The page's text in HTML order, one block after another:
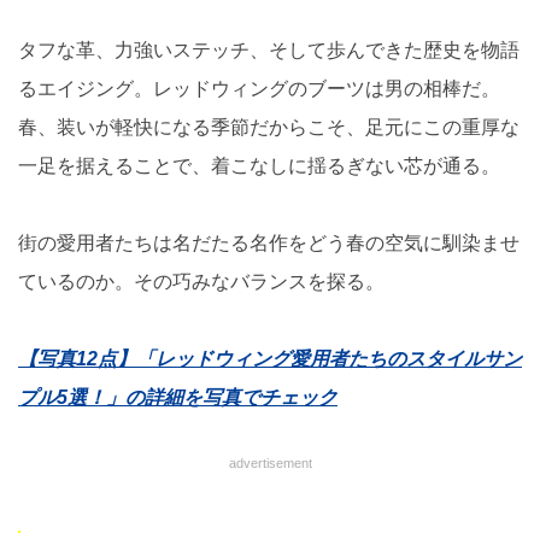
タフな革、力強いステッチ、そして歩んできた歴史を物語
るエイジング。レッドウィングのブーツは男の相棒だ。
春、装いが軽快になる季節だからこそ、足元にこの重厚な
一足を据えることで、着こなしに揺るぎない芯が通る。
街の愛用者たちは名だたる名作をどう春の空気に馴染ませ
ているのか。その巧みなバランスを探る。
【写真12点】「レッドウィング愛用者たちのスタイルサン
プル5選！」の詳細を写真でチェック
advertisement